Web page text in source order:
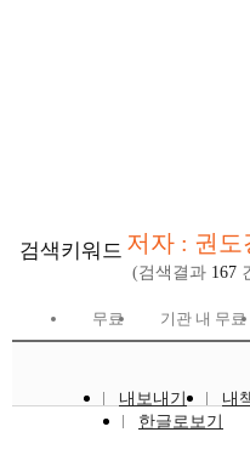
검색키워드 저자 : 권도
(검색결과 167
무료 기관 내 무료
내보내기
내
한글로보기